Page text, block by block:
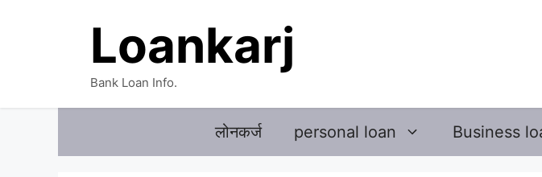
Loankarj
Bank Loan Info.
लोनकर्ज personal loan Business